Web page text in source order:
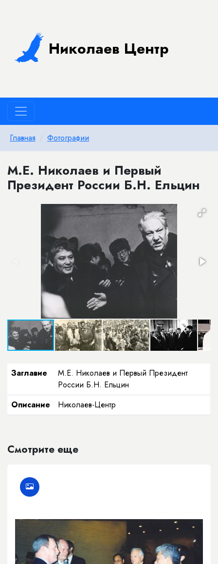
Николаев Центр
Главная Фотографии
М.Е. Николаев и Первый
Президент России Б.Н. Ельцин
Заглавие
М.Е. Николаев и Первый Президент
России Б.Н. Ельцин
Описание
Николаев-Центр
Смотрите еще